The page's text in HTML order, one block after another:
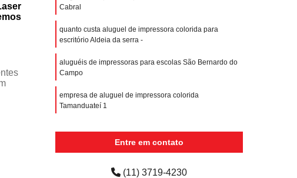
Cabral
quanto custa aluguel de impressora colorida para
escritório Aldeia da serra -
aluguéis de impressoras para escolas São Bernardo do
Campo
empresa de aluguel de impressora colorida
Tamanduateí 1
escritório Aldeia da serra -
Entre em contato
(11) 3719-4230